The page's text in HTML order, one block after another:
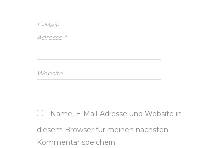
E-Mail-
Adresse *
Website
Name, E-Mail-Adresse und Website in
diesem Browser für meinen nächsten
Kommentar speichern.